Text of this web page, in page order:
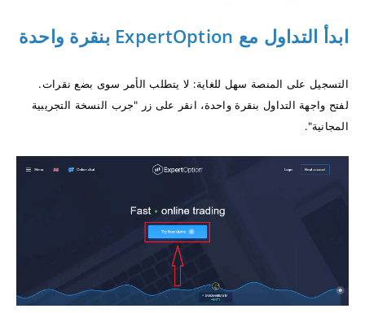
ابدأ التداول مع ExpertOption بنقرة واحدة
التسجيل على المنصة سهل للغاية: لا يتطلب الأمر سوى بضع نقرات.
لفتح واجهة التداول بنقرة واحدة، انقر على زر "جرب النسخة التجريبية
المجانية".